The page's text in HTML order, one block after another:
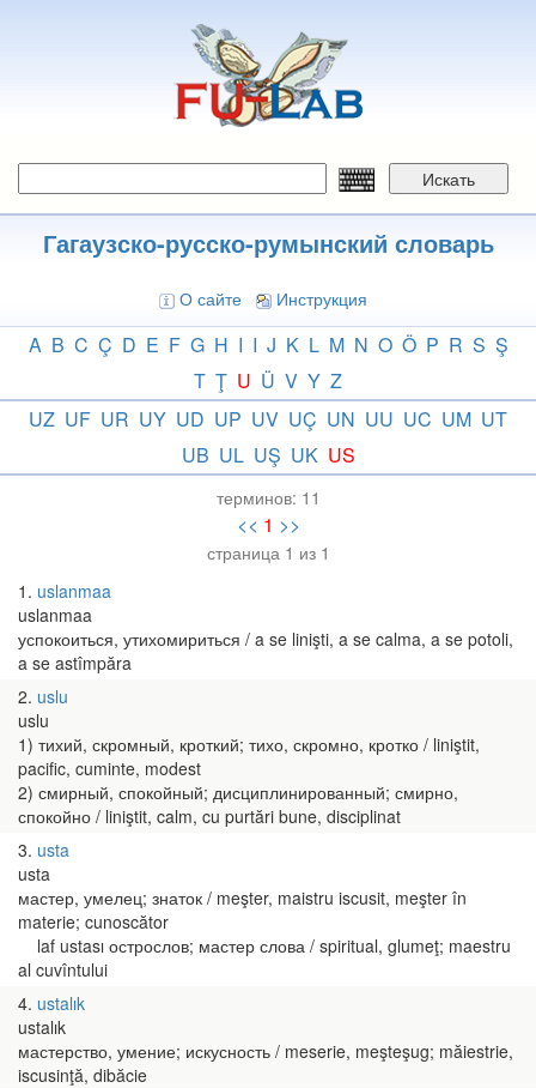
Искать
Гагаузско-русско-румынский словарь
О сайте Инструкция
A B C Ç D E F G H I I J K L M N O Ö P R S Ş
T Ţ U Ü V Y Z
UZ UF UR UY UD UP UV UÇ UN UU UC UM UT
UB UL UŞ UK US
терминов: 11
<< 1 >>
страница 1 из 1
1 uslanmaa
uslanmaa
успокоиться, утихомириться / a se linişti, a se calma, a se potoli,
a se astîmpăra
2 uslu
uslu
1) тихий, скромный, кроткий; тихо, скромно, кротко / liniştit,
pacific, cuminte, modest
2) смирный, спокойный; дисциплинированный; смирно,
спокойно / liniştit, calm, cu purtări bune, disciplinat
3 usta
usta
мастер, умелец; знаток / meşter, maistru iscusit, meşter în
materie; cunoscător
laf ustası острослов; мастер слова / spiritual, glumeţ; maestru
al cuvîntului
4 ustalık
ustalık
мастерство, умение; искусность / meserie, meşteşug; măiestrie,
iscusinţă, dibăcie